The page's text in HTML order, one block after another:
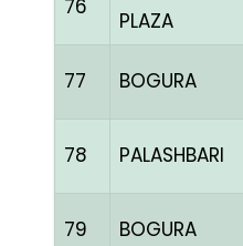
76
PLAZA
77 BOGURA
78 PALASHBARI
79 BOGURA